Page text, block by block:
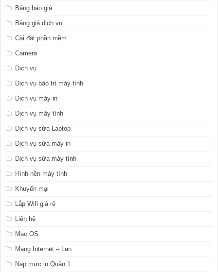
Bảng báo giá
Bảng giá dịch vụ
Cài đặt phần mềm
Camera
Dịch vụ
Dịch vụ bảo trì máy tính
Dịch vụ máy in
Dịch vụ máy tính
Dịch vụ sửa Laptop
Dịch vụ sửa máy in
Dịch vụ sửa máy tính
Hình nền máy tính
Khuyến mại
Lắp Wifi giá rẻ
Liên hệ
Mac OS
Mạng Internet – Lan
Nạp mực in Quận 1